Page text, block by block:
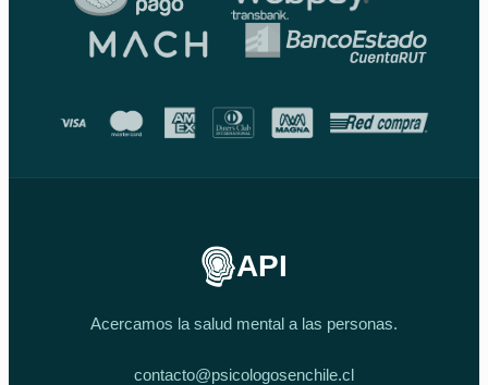
API
Acercamos la salud mental a las personas.
contacto@psicologosenchile.cl